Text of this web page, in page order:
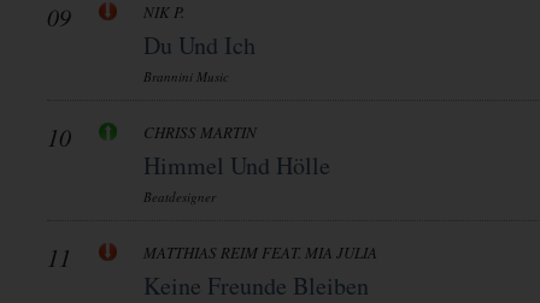
09 NIK P.
Du Und Ich
Brannini Music
10 CHRISS MARTIN
Himmel Und Hölle
Beatdesigner
11 MATTHIAS REIM FEAT. MIA JULIA
Keine Freunde Bleiben